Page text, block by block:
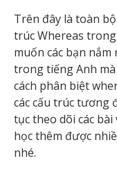
Trên đây là toàn
trúc Whereas
muốn các bạn
trong tiếng Anh
cách phân biệt
các cấu trúc tương
tục theo dõi các
học thêm được
nhé.